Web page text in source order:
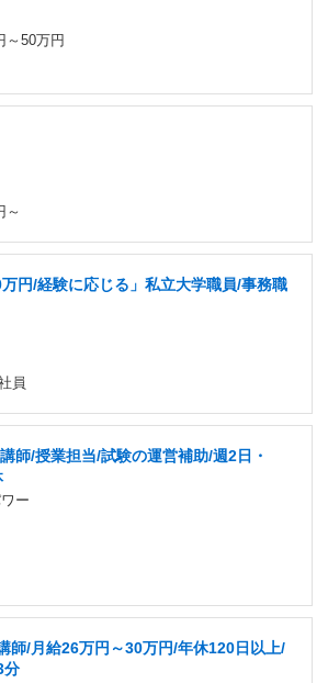
～50万円
～
万円/経験に応じる」私立大学職員/事務職
員
師/授業担当/試験の運営補助/週2日・
ー
師/月給26万円～30万円/年休120日以上/
分